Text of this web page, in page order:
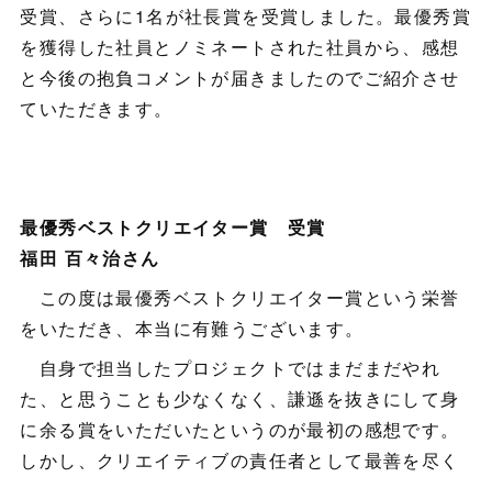
受賞、さらに1名が社長賞を受賞しました。最優秀賞
を獲得した社員とノミネートされた社員から、感想
と今後の抱負コメントが届きましたのでご紹介させ
ていただきます。
最優秀ベストクリエイター賞 受賞
福田 百々治さん
この度は最優秀ベストクリエイター賞という栄誉
をいただき、本当に有難うございます。
自身で担当したプロジェクトではまだまだやれ
た、と思うことも少なくなく、謙遜を抜きにして身
に余る賞をいただいたというのが最初の感想です。
しかし、クリエイティブの責任者として最善を尽く